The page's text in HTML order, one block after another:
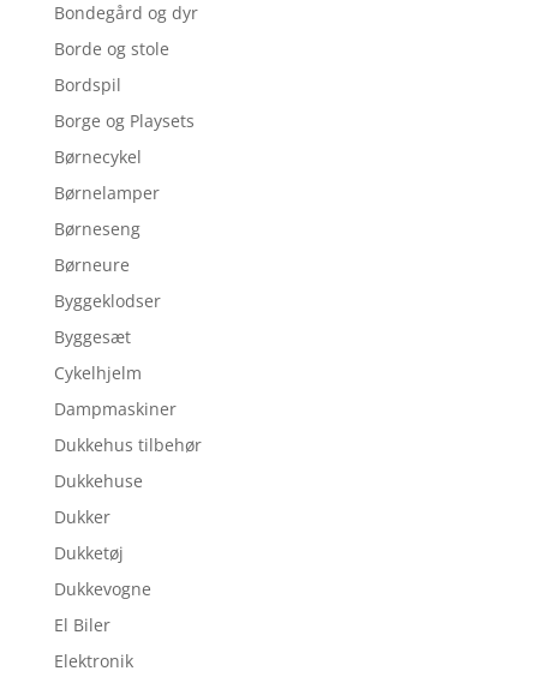
Bondegård og dyr
Borde og stole
Bordspil
Borge og Playsets
Børnecykel
Børnelamper
Børneseng
Børneure
Byggeklodser
Byggesæt
Cykelhjelm
Dampmaskiner
Dukkehus tilbehør
Dukkehuse
Dukker
Dukketøj
Dukkevogne
El Biler
Elektronik